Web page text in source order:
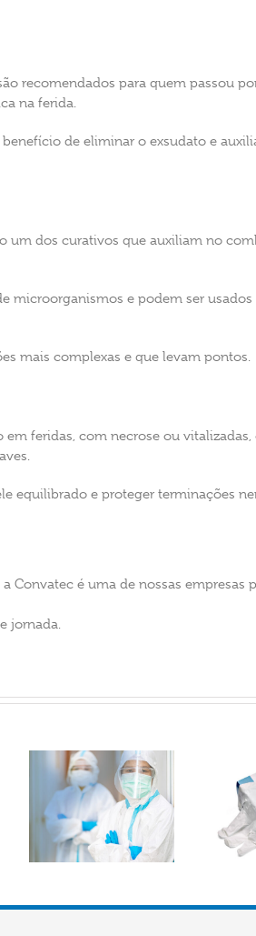
recomendados para quem passou
na ferida.
de eliminar o exsudato e
um dos curativos que auxiliam no
microorganismos e podem ser usados
mais complexas e que levam pontos.
feridas, com necrose ou vitalizadas,
equilibrado e proteger terminações
a Convatec é uma de nossas empresas
jornada.
Aprenda a
armazenar luvas
corretamente!